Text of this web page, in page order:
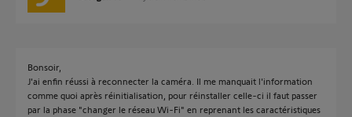
Bonsoir,
J'ai enfin réussi à reconnecter la caméra. Il me manquait l'information
comme quoi après réinitialisation, pour réinstaller celle-ci il faut passer
par la phase "changer le réseau Wi-Fi" en reprenant les caractéristiques